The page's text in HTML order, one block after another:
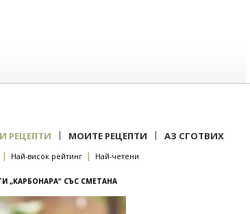
РЕЦЕПТИ | МОИТЕ РЕЦЕПТИ | АЗ СГОТВИХ
| Най-висок рейтинг | Най-четени
„КАРБОНАРА“ СЪС СМЕТАНА